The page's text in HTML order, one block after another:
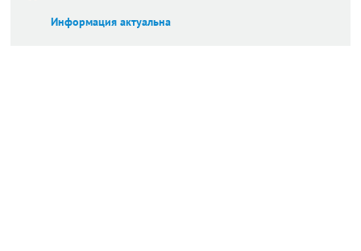
Информация актуальна